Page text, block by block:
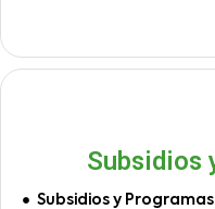
Subsidios
Subsidios y